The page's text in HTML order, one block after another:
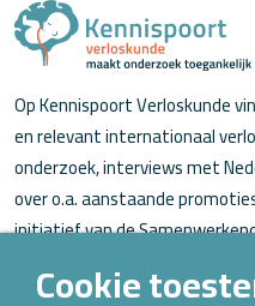
Op Kennispoort Verloskunde
en relevant internationaal
onderzoek, interviews met
over o.a. aanstaande
initiatief van de
Cookie